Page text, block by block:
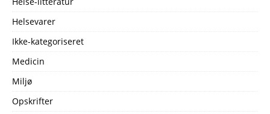
Helsevarer
Ikke-kategoriseret
Medicin
Miljø
Opskrifter